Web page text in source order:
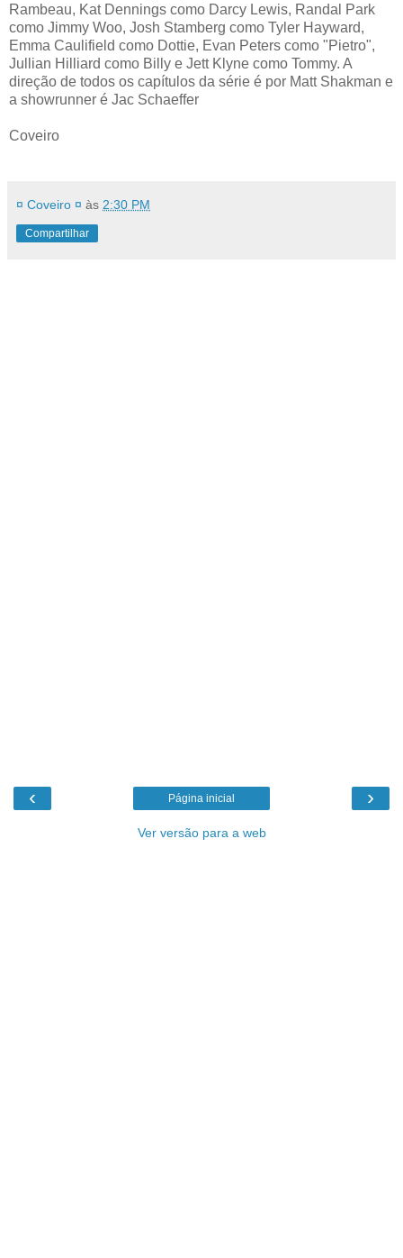
Rambeau, Kat Dennings como Darcy Lewis, Randal Park
como Jimmy Woo, Josh Stamberg como Tyler Hayward,
Emma Caulifield como Dottie, Evan Peters como "Pietro",
Jullian Hilliard como Billy e Jett Klyne como Tommy. A
direção de todos os capítulos da série é por Matt Shakman e
a showrunner é Jac Schaeffer
Coveiro
¤ Coveiro ¤ às 2:30 PM
Compartilhar
‹ ›
Página inicial
Ver versão para a web